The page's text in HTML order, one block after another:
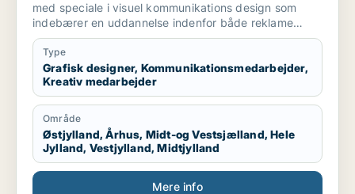
med speciale i visuel kommunikations design som
indebærer en uddannelse indenfor både reklame
branchen og grafisk design. Vi arbejder med
magasiner, kampagner, plakater, styling til billeder,
mode og livsstil, trends og markedsføring. jeg søger
praktikplads indefor grafisk design, kampagner,
reklamer, SoMe, magasiner, reklame bureau, mode
brands, livsstil brands, stylist og generelt alt der har
med visuel kommunikation at gøre.
Type
Grafisk designer, Kommunikationsmedarbejder,
Kreativ medarbejder
Område
Østjylland, Århus, Midt-og Vestsjælland, Hele
Jylland, Vestjylland, Midtjylland
Mere info